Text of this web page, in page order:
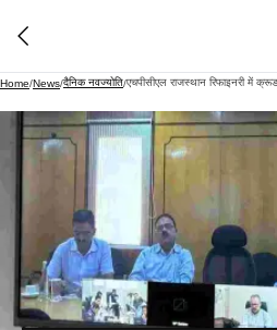
Home/News/दैनिक नवज्योति/